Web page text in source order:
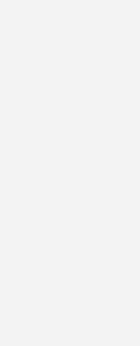
lassen
viel getan bei den
Mai 2025 die
Kilowattstunde
dritten Monat in
Preise für komplett
diese im Mai 2025